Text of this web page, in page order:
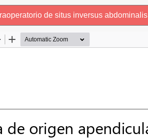
de situs inversus abdominalis